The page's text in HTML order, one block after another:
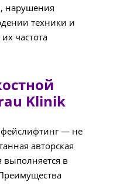
нарушения
техники и
частота
Klinik
фейслифтинг — не
авторская
выполняется в